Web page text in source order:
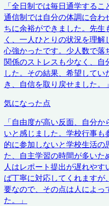
「全日制では毎日通学するこ
通信制では自分の体調に合
ちに余裕ができました。先
く、一人ひとりの状況を理
心強かったです。少人数で
関係のストレスも少なく、自
した。その結果、希望して
き、自信を取り戻せました。
」
気になった点
「自由度が高い反面、自分か
いと感じました。学校行事
的に参加しないと学校生活の
た、自主学習の時間が多い
人はレポート提出が遅れや
ば丁寧に対応してくれます
要なので、その点は人によっ
た。
」